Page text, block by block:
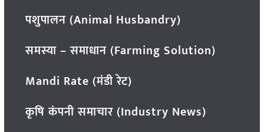
पशुपालन (Animal Husbandry)
समस्या – समाधान (Farming Solution)
Mandi Rate (मंडी रेट)
कृषि कंपनी समाचार (Industry News)